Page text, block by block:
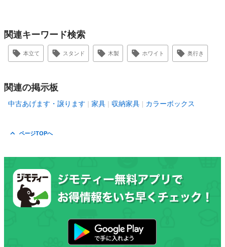
関連キーワード検索
本立て スタンド 木製 ホワイト 奥行き
関連の掲示板
中古あげます・譲ります 家具 収納家具 カラーボックス
ページTOPへ